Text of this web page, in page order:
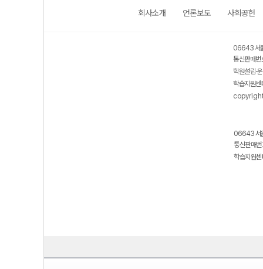
회사소개 언론보도 사회공헌
06643 서
통신판매
학원설립·
학습지원
06643 서
통신판매
학습지원